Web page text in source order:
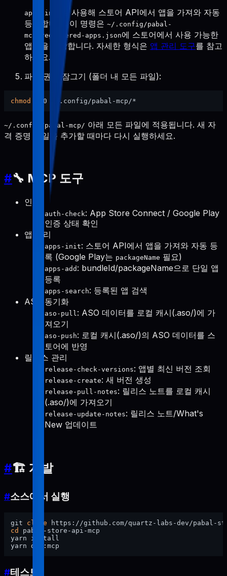
apps-init
을 사용해 스토어 API에서 앱을 가져와 자동
등록합니다. 이 명령은 ~/.config/pabal-
mcp/registered-apps.json에 스토어에서 사용 가능한
앱들을 저장합니다. 자세한 형식은 앱 관리 도구를 참고
하세요.
파일 권한 잠그기 (폴더 내 모든 파일):
chmod
~/.config/pabal-mcp/ 아래 모든 파일에 적용됩니다. 새 자
격 증명 파일을 추가할 때마다 다시 실행하세요.
#🔧 MCP 도구
인증
auth-check: App Store Connect / Google Play
인증 상태 확인
앱 관리
apps-init: 스토어 API에서 앱을 가져와 자동 등
록 (Google Play는 packageName 필요)
apps-add : bundleId/packageName으로 단일 앱
등록
apps-search: 등록된 앱 검색
ASO 동기화
aso-pull : ASO 데이터를 로컬 캐시(.aso/)에 가
져오기
aso-push: 로컬 캐시(.aso/)의 ASO 데이터를 스
토어에 반영
릴리스 관리
release-check-versions: 앱별 최신 버전 조회
release-create: 새 버전 생성
release-pull-notes: 릴리스 노트를 로컬 캐시
(.aso/)에 가져오기
release-update-notes: 릴리스 노트/What's
New 업데이트
#🏗️ 개발
#소스에서 실행
git clone
cd
pabal-store-api-mcp
yarn install
#테스트